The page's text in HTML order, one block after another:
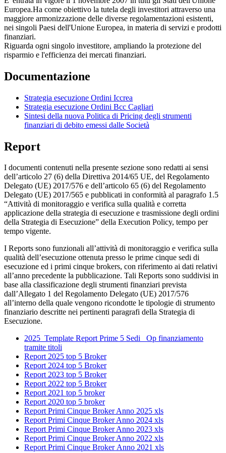
Europea.Ha come obiettivo la tutela degli investitori attraverso una
maggiore armonizzazione delle diverse regolamentazioni esistenti,
nei singoli Paesi dell'Unione Europea, in materia di servizi e prodotti
finanziari.
Riguarda ogni singolo investitore, ampliando la protezione del
risparmio e l'efficienza dei mercati finanziari.
Documentazione
Strategia esecuzione Ordini Iccrea
Strategia esecuzione Ordini Bcc Cagliari
Sintesi della nuova Politica di Pricing degli strumenti
finanziari di debito emessi dalle Società
Report
I documenti contenuti nella presente sezione sono redatti ai sensi
dell’articolo 27 (6) della Direttiva 2014/65 UE, del Regolamento
Delegato (UE) 2017/576 e dell’articolo 65 (6) del Regolamento
Delegato (UE) 2017/565 e pubblicati in conformità al paragrafo 1.5
“Attività di monitoraggio e verifica sulla qualità e corretta
applicazione della strategia di esecuzione e trasmissione degli ordini
della Strategia di Esecuzione” della Execution Policy, tempo per
tempo vigente.
I Reports sono funzionali all’attività di monitoraggio e verifica sulla
qualità dell’esecuzione ottenuta presso le prime cinque sedi di
esecuzione ed i primi cinque brokers, con riferimento ai dati relativi
all’anno precedente la pubblicazione. Tali Reports sono suddivisi in
base alla classificazione degli strumenti finanziari prevista
dall’Allegato 1 del Regolamento Delegato (UE) 2017/576
all’interno della quale vengono ricondotte le tipologie di strumento
finanziario descritte nei pertinenti paragrafi della Strategia di
Esecuzione.
2025_Template Report Prime 5 Sedi _Op finanziamento
tramite titoli
Report 2025 top 5 Broker
Report 2024 top 5 Broker
Report 2023 top 5 Broker
Report 2022 top 5 Broker
Report 2021 top 5 broker
Report 2020 top 5 broker
Report Primi Cinque Broker Anno 2025 xls
Report Primi Cinque Broker Anno 2024 xls
Report Primi Cinque Broker Anno 2023 xls
Report Primi Cinque Broker Anno 2022 xls
Report Primi Cinque Broker Anno 2021 xls